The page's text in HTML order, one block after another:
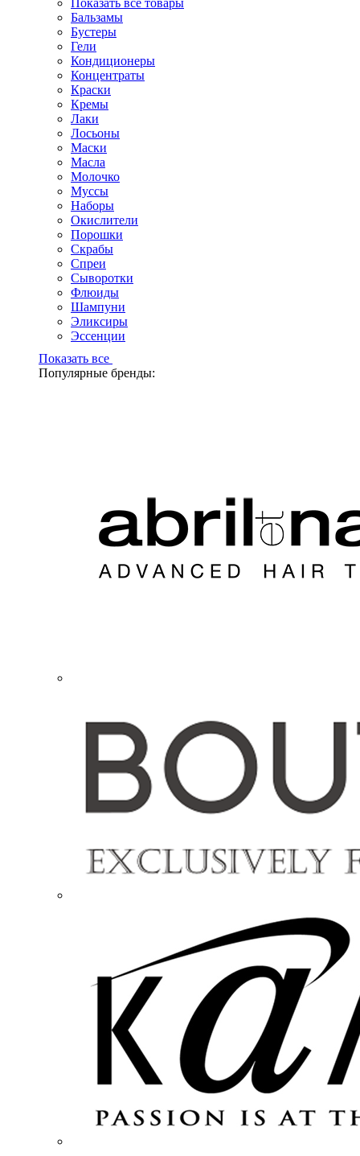
Показать все товары
Бальзамы
Бустеры
Гели
Кондиционеры
Концентраты
Краски
Кремы
Лаки
Лосьоны
Маски
Масла
Молочко
Муссы
Наборы
Окислители
Порошки
Скрабы
Спреи
Сыворотки
Флюиды
Шампуни
Эликсиры
Эссенции
Показать все
Популярные бренды: